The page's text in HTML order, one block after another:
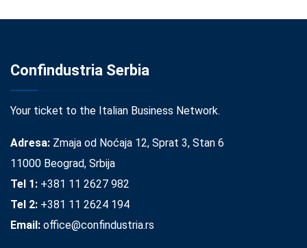
Confindustria Serbia
Your ticket to the Italian Business Network.
Adresa: Zmaja od Noćaja 12, Sprat 3, Stan 6
11000 Beograd, Srbija
Tel 1: +381 11 2627 982
Tel 2: +381 11 2624 194
Email: office@confindustria.rs